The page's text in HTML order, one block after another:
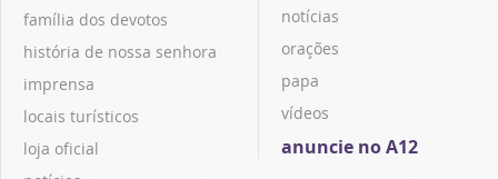
família dos devotos
história de nossa senhora
imprensa
locais turísticos
loja oficial
notícias
orações
papa
vídeos
anuncie no A12